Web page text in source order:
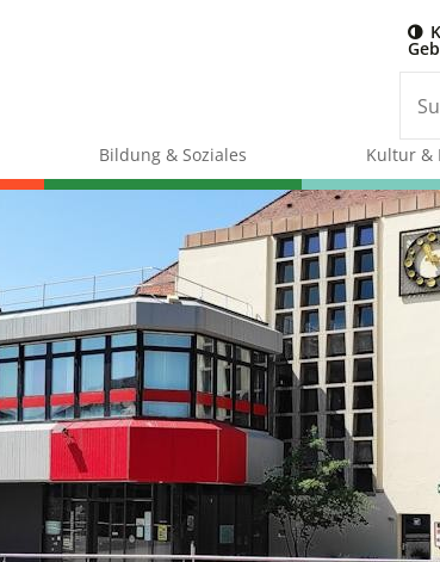
Bildung & Soziales Kultur &